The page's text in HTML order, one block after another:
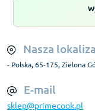
Nasza
- Polska, 65-175, Zielona
E-mail
sklep@primecook.pl